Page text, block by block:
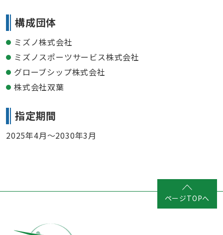
構成団体
ミズノ株式会社
ミズノスポーツサービス株式会社
グローブシップ株式会社
株式会社双葉
指定期間
2025年4月～2030年3月
ページTOPへ